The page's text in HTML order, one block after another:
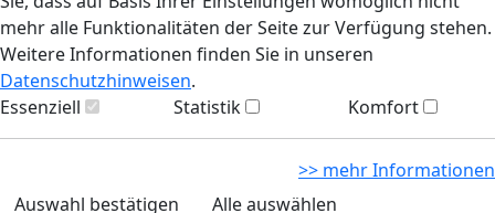
mehr alle Funktionalitäten der Seite zur Verfügung stehen.
Weitere Informationen finden Sie in unseren
Datenschutzhinweisen.
Essenziell
Statistik Komfort
>> mehr Informationen
Auswahl bestätigen
Alle auswählen